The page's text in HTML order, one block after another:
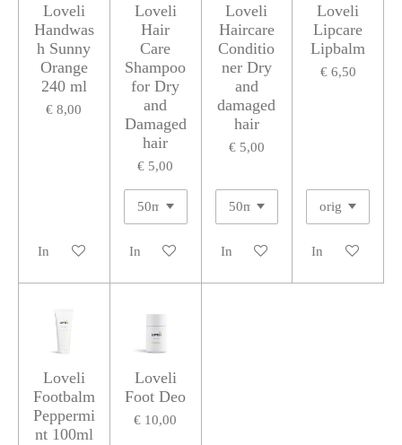
Loveli
Handwas
h Sunny
Orange
240 ml
€ 8,00
In winkelwagen
Loveli
Hair
Care
Shampoo
for Dry
and
Damaged
hair
€ 5,00
In winkelwagen
Loveli
Haircare
Conditio
ner Dry
and
damaged
hair
€ 5,00
In winkelwagen
Loveli
Lipcare
Lipbalm
€ 6,50
In winkelwagen
Loveli
Footbalm
Peppermi
nt 100ml
Loveli
Foot Deo
€ 10,00